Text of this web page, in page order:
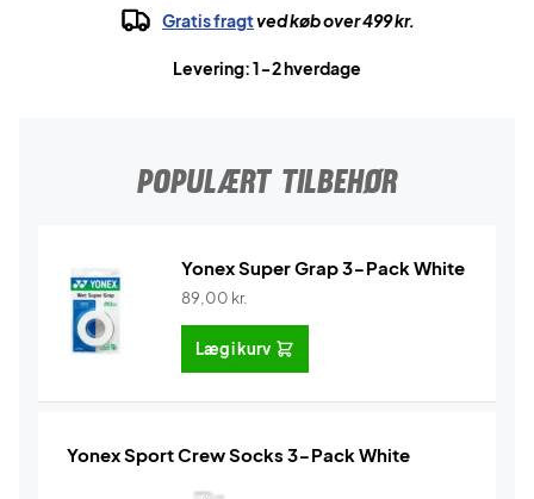
Gratis fragtved køb over 499 kr.
Levering: 1-2 hverdage
POPULÆRT TILBEHØR
Yonex Super Grap 3-Pack White
89,00 kr.
Læg i kurv
Yonex Sport Crew Socks 3-Pack White